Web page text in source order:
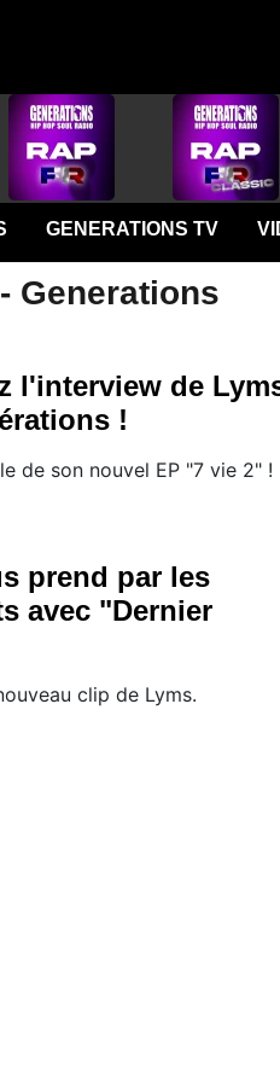
GENERATIONS TV
Generations
l'interview de
!
de son nouvel EP "7 vie 2" !
prend par les
avec "Dernier
clip de Lyms.